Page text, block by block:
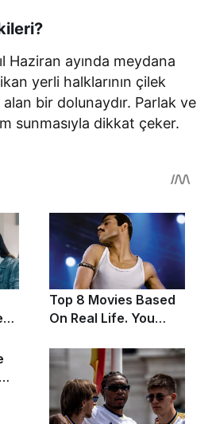
Haziran ayında meydana
yerli halklarının çilek
bir dolunaydır. Parlak ve
sunmasıyla dikkat çeker.